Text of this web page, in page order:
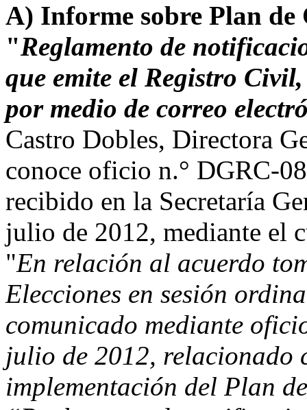
A) Informe sobre Plan
"Reglamento de
que emite el Registro
por medio de correo
Castro Dobles, Directora
conoce oficio n.° DGRC-
recibido en la Secretaría
julio de 2012, mediante el
"En relación al acuerdo
Elecciones en sesión
comunicado mediante
julio de 2012, relacionado
implementación del Plan